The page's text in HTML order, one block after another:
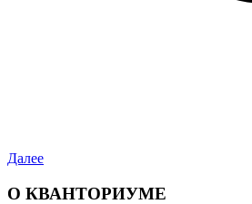
Далее
О КВАНТОРИУМЕ